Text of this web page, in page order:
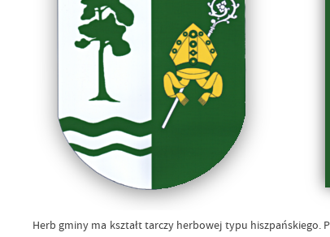
Herb gminy ma kształt tarczy herbowej typu